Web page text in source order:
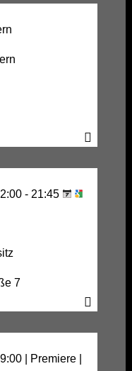
- 21:45
7
| Premiere |